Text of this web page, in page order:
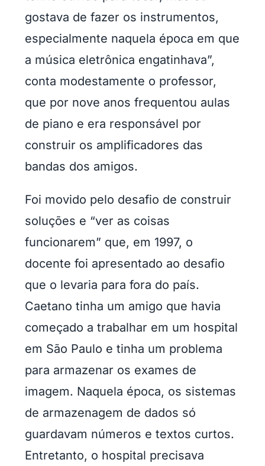
gostava de fazer os instrumentos,
especialmente naquela época em que
a música eletrônica engatinhava”,
conta modestamente o professor,
que por nove anos frequentou aulas
de piano e era responsável por
construir os amplificadores das
bandas dos amigos.
Foi movido pelo desafio de construir
soluções e “ver as coisas
funcionarem” que, em 1997, o
docente foi apresentado ao desafio
que o levaria para fora do país.
Caetano tinha um amigo que havia
começado a trabalhar em um hospital
em São Paulo e tinha um problema
para armazenar os exames de
imagem. Naquela época, os sistemas
de armazenagem de dados só
guardavam números e textos curtos.
Entretanto, o hospital precisava